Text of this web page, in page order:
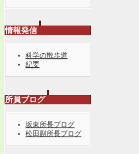
情報発信
科学の散歩道
紀要
所員ブログ
坂東所長ブログ
松田副所長ブログ